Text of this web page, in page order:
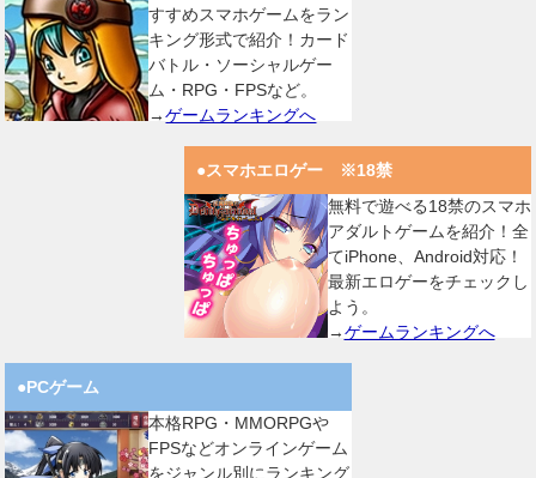
すすめスマホゲームをラン
キング形式で紹介！カード
バトル・ソーシャルゲー
ム・RPG・FPSなど。
→ゲームランキングへ
●スマホエロゲー ※18禁
無料で遊べる18禁のスマホ
アダルトゲームを紹介！全
てiPhone、Android対応！
最新エロゲーをチェックし
よう。
→ゲームランキングへ
●PCゲーム
本格RPG・MMORPGや
FPSなどオンラインゲーム
をジャンル別にランキング